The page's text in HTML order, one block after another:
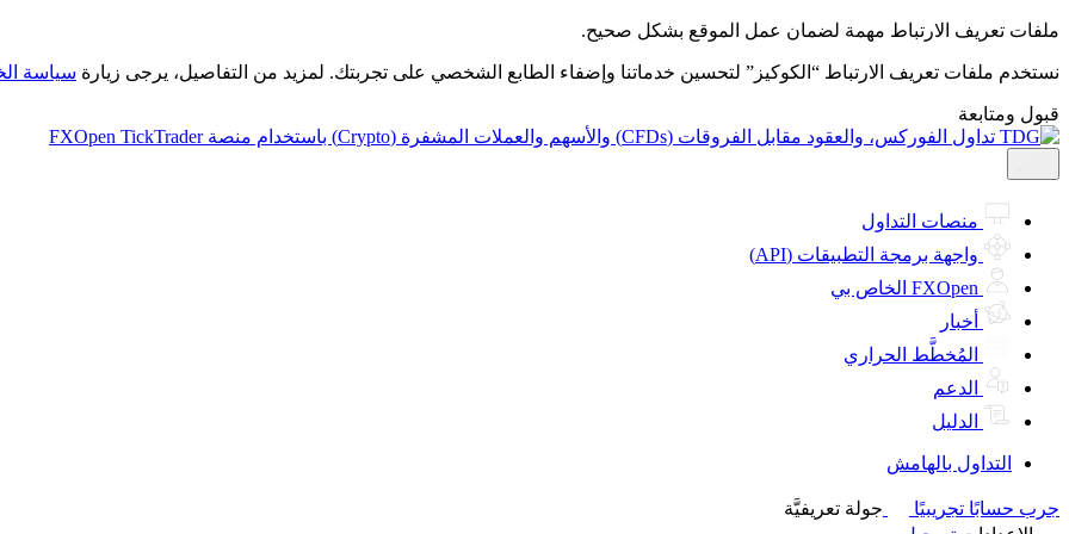
ملفات تعريف الارتباط مهمة لضمان عمل الموقع بشكل صحيح.
نستخدم ملفات تعريف الارتباط “الكوكيز” لتحسين خدماتنا وإضفاء الطابع الشخصي على تجربتك. لمزيد من التفاصيل، يرجى زيارة سياسة
قبول ومتابعة
منصات التداول
واجهة برمجة التطبيقات (API)
FXOpen الخاص بي
أخبار
المُخطَّط الحراري
الدعم
الدليل
التداول بالهامش
جرب حسابًا تجريبيًا
جولة تعريفيَّة